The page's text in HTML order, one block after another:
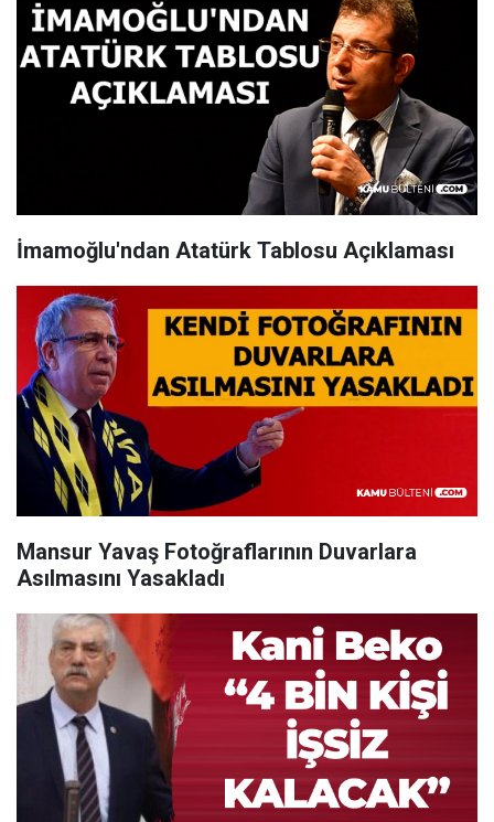
İmamoğlu'ndan Atatürk Tablosu Açıklaması
Mansur Yavaş Fotoğraflarının Duvarlara
Asılmasını Yasakladı